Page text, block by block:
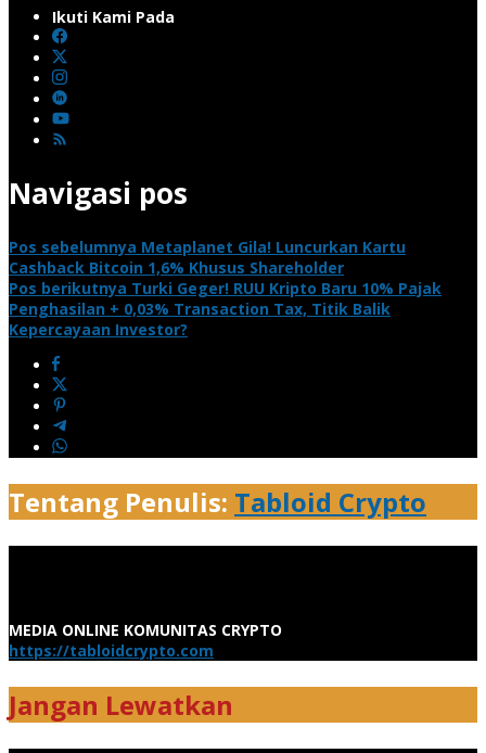
Ikuti Kami Pada
Navigasi pos
Pos sebelumnya Metaplanet Gila! Luncurkan Kartu
Cashback Bitcoin 1,6% Khusus Shareholder
Pos berikutnya Turki Geger! RUU Kripto Baru 10% Pajak
Penghasilan + 0,03% Transaction Tax, Titik Balik
Kepercayaan Investor?
Tentang Penulis: Tabloid Crypto
MEDIA ONLINE KOMUNITAS CRYPTO
https://tabloidcrypto.com
Jangan Lewatkan